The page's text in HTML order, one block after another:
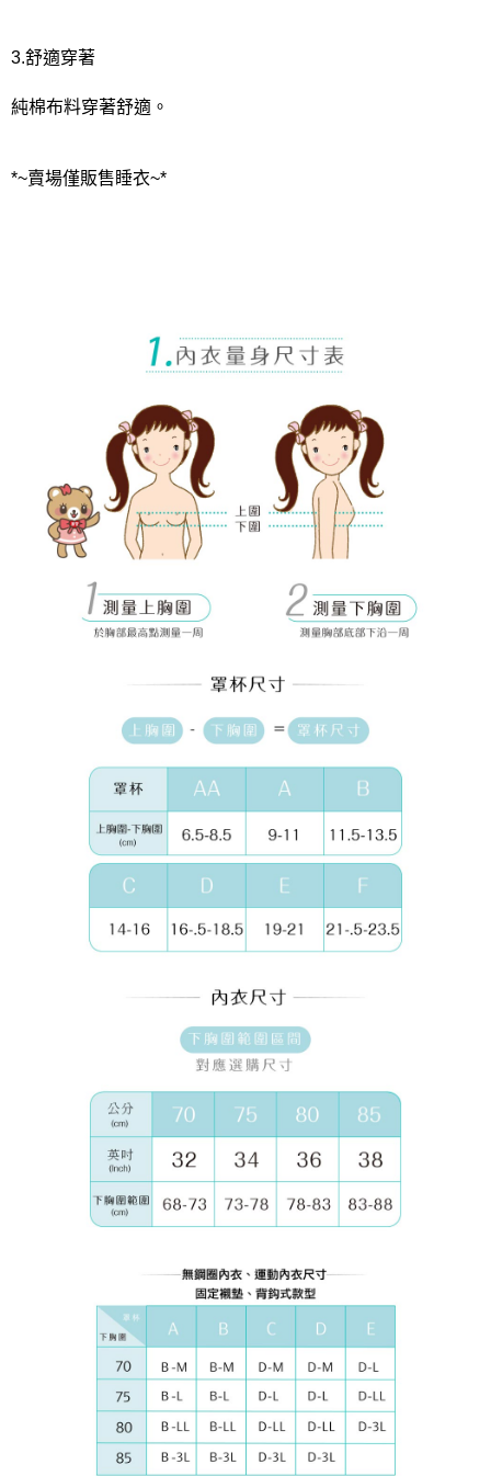
3.舒適穿著
純棉布料穿著舒適。
*~賣場僅販售睡衣~*